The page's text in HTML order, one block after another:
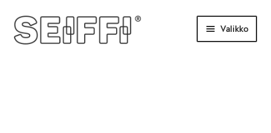
Siirry
navigointiin
Siirry
sisältöön
Valikko
Etusivu